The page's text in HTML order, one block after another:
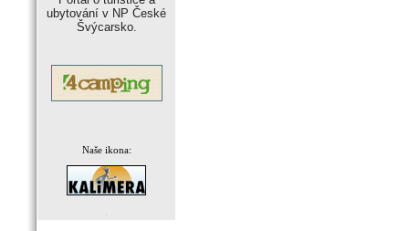
ubytování v NP České
Švýcarsko.
Naše ikona: